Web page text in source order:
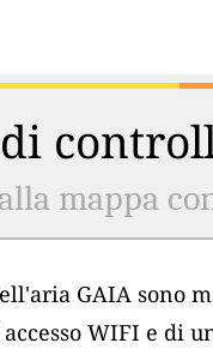
mappa
GAIA sono
WIFI e di